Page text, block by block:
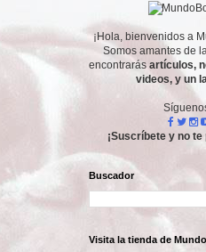
¡Hola, bienvenidos a
Somos amantes de
encontrarás artículos,
videos, y un
¡Suscríbete y no
Buscador
Visita la tienda de